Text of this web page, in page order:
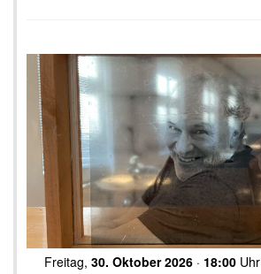
Freitag, 30. Oktober 2026 · 18:00 Uhr